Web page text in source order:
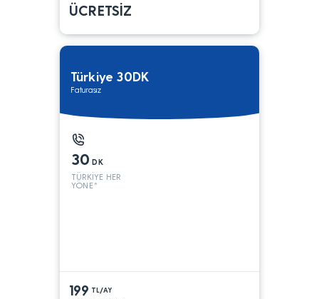
ÜCRETSİZ
Türkiye 30DK
Faturasız
30 DK
TÜRKİYE HER
YÖNE*
199 TL/AY